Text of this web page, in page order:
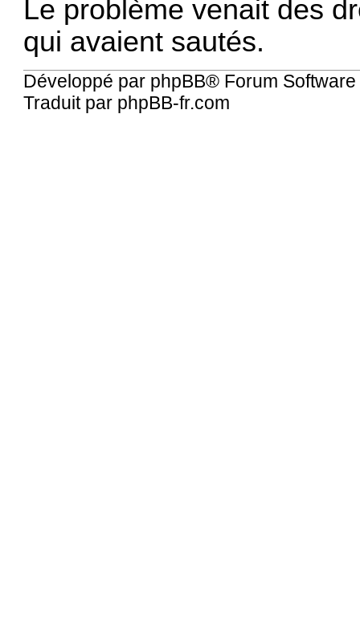
Le problème venait des
qui avaient sautés.
Développé par phpBB® Forum
Traduit par phpBB-fr.com